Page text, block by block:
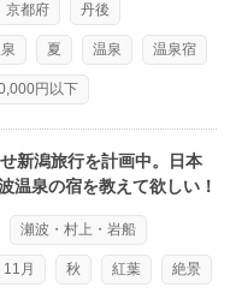
京都府 丹後
夏 温泉 温泉宿
円以下
新潟旅行を計画中。日本
温泉の宿を教えて欲しい！
瀬波・村上・岩船
11月 秋 紅葉 絶景